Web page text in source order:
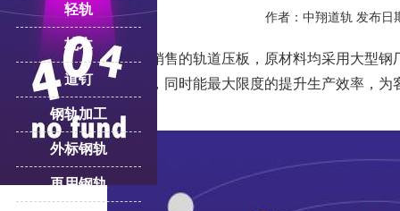
作者：中翔道轨 发布日
中翔道轨厂家所生产销售的轨道压板，原材料均采用大型
对产品质量严格把关，同时能最大限度的提升生产效率，
轻轨
枕木
道钉
钢轨加工
外标钢轨
再用钢轨